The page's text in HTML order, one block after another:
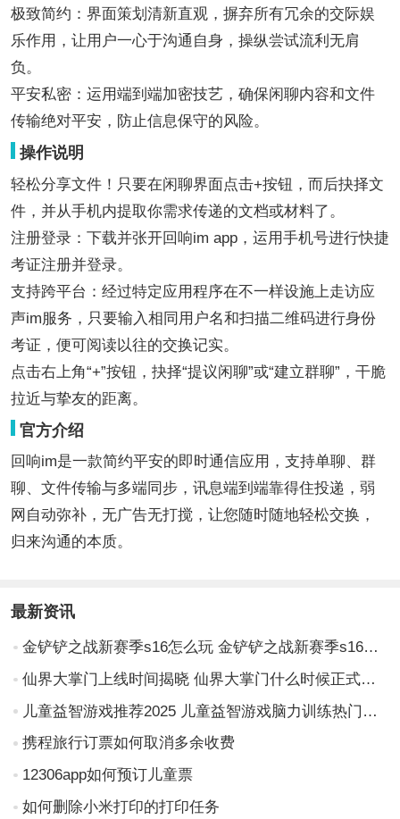
极致简约：界面策划清新直观，摒弃所有冗余的交际娱
乐作用，让用户一心于沟通自身，操纵尝试流利无肩
负。
平安私密：运用端到端加密技艺，确保闲聊内容和文件
传输绝对平安，防止信息保守的风险。
操作说明
轻松分享文件！只要在闲聊界面点击+按钮，而后抉择文
件，并从手机内提取你需求传递的文档或材料了。
注册登录：下载并张开回响im app，运用手机号进行快捷
考证注册并登录。
支持跨平台：经过特定应用程序在不一样设施上走访应
声im服务，只要输入相同用户名和扫描二维码进行身份
考证，便可阅读以往的交换记实。
点击右上角“+”按钮，抉择“提议闲聊”或“建立群聊”，干脆
拉近与挚友的距离。
官方介绍
回响im是一款简约平安的即时通信应用，支持单聊、群
聊、文件传输与多端同步，讯息端到端靠得住投递，弱
网自动弥补，无广告无打搅，让您随时随地轻松交换，
归来沟通的本质。
最新资讯
金铲铲之战新赛季s16怎么玩 金铲铲之战新赛季s16攻略
仙界大掌门上线时间揭晓 仙界大掌门什么时候正式开服
儿童益智游戏推荐2025 儿童益智游戏脑力训练热门精选
携程旅行订票如何取消多余收费
12306app如何预订儿童票
如何删除小米打印的打印任务